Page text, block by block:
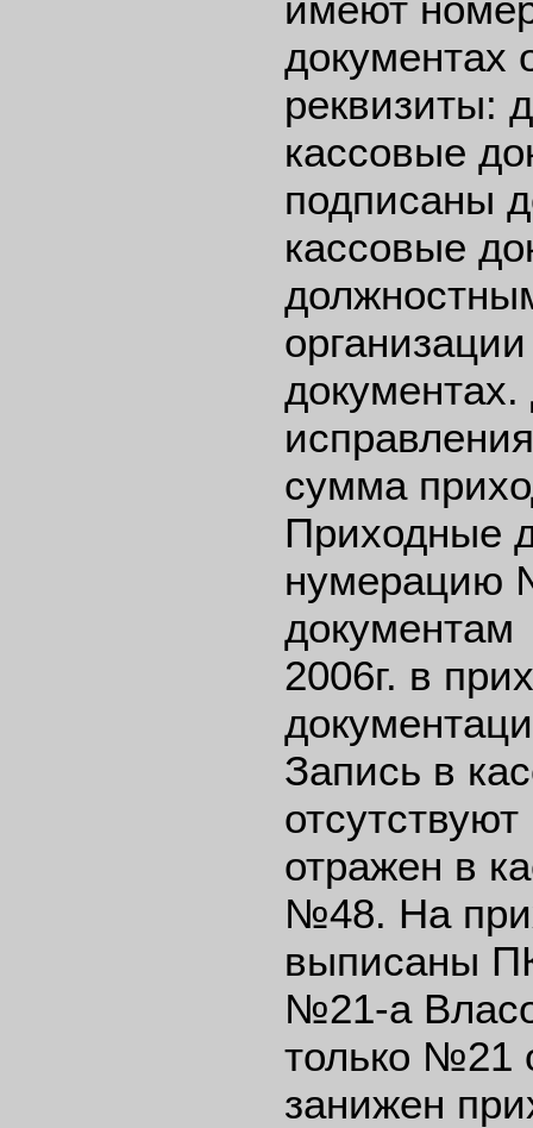
документах
реквизиты:
кассовые
подписаны
кассовые
сумма
Приходные
нумерацию
2006г. в
Запись в
отражен в
№48. На
выписаны
№21-а
только №21
занижен